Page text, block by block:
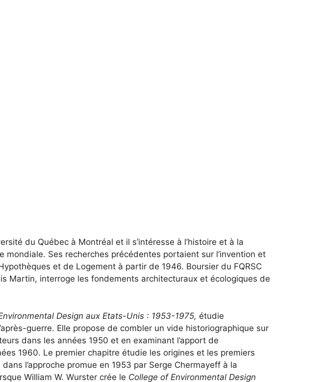
du Québec à Montréal et il s’intéresse à l’histoire et à la
Ses recherches précédentes portaient sur l’invention et
et de Logement à partir de 1946. Boursier du FQRSC
Martin, interroge les fondements architecturaux et écologiques de
Design aux Etats-Unis : 1953-1975, étudie
guerre. Elle propose de combler un vide historiographique sur
dans les années 1950 et en examinant l’apport de
1960. Le premier chapitre étudie les origines et les premiers
l’approche promue en 1953 par Serge Chermayeff à la
William W. Wurster crée le College of Environmental Design